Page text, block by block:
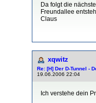
Da folgt die
Freundallee
Claus
xqwitz
Re: [H] Der D-Tunnel -
19.06.2006 22:04
Ich verstehe dein